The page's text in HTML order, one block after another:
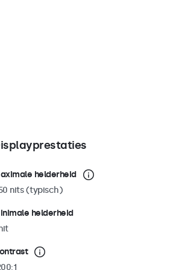
helderheid
nits (typisch)
helderheid